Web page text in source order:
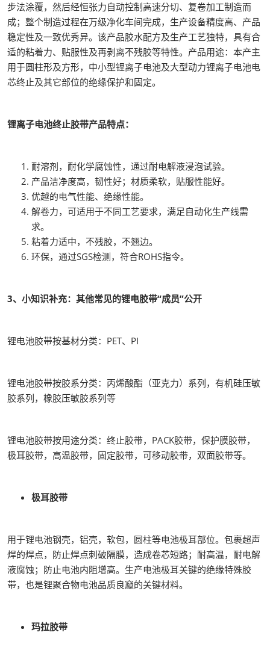
步法涂覆，然后经恒张力自动控制高速分切、复卷加工制造而
成；整个制造过程在万级净化车间完成，生产设备精度高、产品
稳定性及一致优秀异。该产品胶水配方及生产工艺独特，具有合
适的粘着力、贴服性及再剥离不残胶等特性。产品用途：本产主
用于圆柱形及方形，中小型锂离子电池及大型动力锂离子电池电
芯终止及其它部位的绝缘保护和固定。
锂离子电池终止胶带产品特点：
耐溶剂，耐化学腐蚀性，通过耐电解液浸泡试验。
产品洁净度高，韧性好；材质柔软，贴服性能好。
优越的电气性能、绝缘性能。
解卷力，可适用于不同工艺要求，满足自动化生产线需
求。
粘着力适中，不残胶，不翘边。
环保，通过SGS检测，符合ROHS指令。
3、小知识补充：其他常见的锂电胶带“成员”公开
锂电池胶带按基材分类：PET、PI
锂电池胶带按胶系分类：丙烯酸酯（亚克力）系列，有机硅压敏
胶系列，橡胶压敏胶系列等
锂电池胶带按用途分类：终止胶带，PACK胶带，保护膜胶带，
极耳胶带，高温胶带，固定胶带，可移动胶带，双面胶带等。
极耳胶带
用于锂电池钢壳，铝壳，软包，圆柱等电池极耳部位。包裹超声
焊的焊点，防止焊点刺破隔膜，造成卷芯短路；耐高温，耐电解
液腐蚀；防止电池内阻增高。生产电池极耳关键的绝缘特殊胶
带，也是锂聚合物电池品质良窳的关键材料。
玛拉胶带